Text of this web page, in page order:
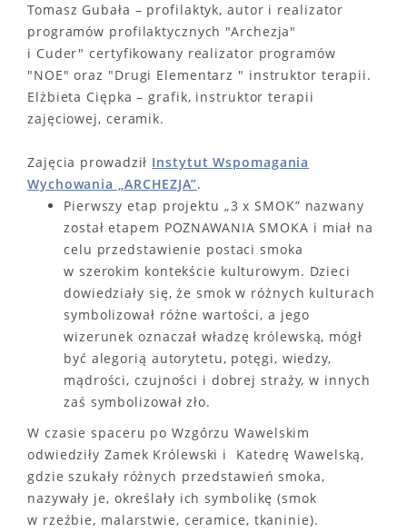
Tomasz Gubała – profilaktyk, autor i realizator
programów profilaktycznych "Archezja"
i Cuder" certyfikowany realizator programów
"NOE" oraz "Drugi Elementarz " instruktor terapii.
Elżbieta Ciępka – grafik, instruktor terapii
zajęciowej, ceramik.
Zajęcia prowadził Instytut Wspomagania
Wychowania „ARCHEZJA”.
Pierwszy etap projektu „3 x SMOK” nazwany
został etapem POZNAWANIA SMOKA i miał na
celu przedstawienie postaci smoka
w szerokim kontekście kulturowym. Dzieci
dowiedziały się, że smok w różnych kulturach
symbolizował różne wartości, a jego
wizerunek oznaczał władzę królewską, mógł
być alegorią autorytetu, potęgi, wiedzy,
mądrości, czujności i dobrej straży, w innych
zaś symbolizował zło.
W czasie spaceru po Wzgórzu Wawelskim
odwiedziły Zamek Królewski i Katedrę Wawelską,
gdzie szukały różnych przedstawień smoka,
nazywały je, określały ich symbolikę (smok
w rzeźbie, malarstwie, ceramice, tkaninie).